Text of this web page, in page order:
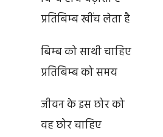
प्रतिबिम्ब खींच लेता है
बिम्ब को साथी चाहिए
प्रतिबिम्ब को समय
जीवन के इस छोर को
वह छोर चाहिए